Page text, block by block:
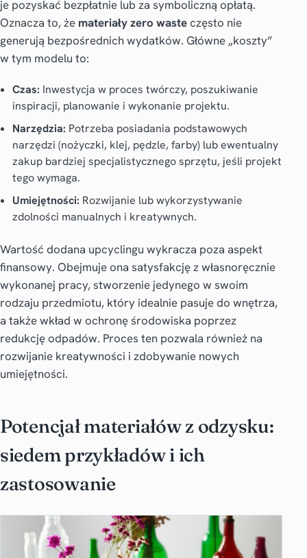
je pozyskać bezpłatnie lub za symboliczną opłatą.
Oznacza to, że materiały zero wasteczęsto nie
generują bezpośrednich wydatków. Główne „koszty”
w tym modelu to:
Czas: Inwestycja w proces twórczy, poszukiwanie
inspiracji, planowanie i wykonanie projektu.
Narzędzia: Potrzeba posiadania podstawowych
narzędzi (nożyczki, klej, pędzle, farby) lub ewentualny
zakup bardziej specjalistycznego sprzętu, jeśli projekt
tego wymaga.
Umiejętności: Rozwijanie lub wykorzystywanie
zdolności manualnych i kreatywnych.
Wartość dodana upcyclingu wykracza poza aspekt
finansowy. Obejmuje ona satysfakcję z własnoręcznie
wykonanej pracy, stworzenie jedynego w swoim
rodzaju przedmiotu, który idealnie pasuje do wnętrza,
a także wkład w ochronę środowiska poprzez
redukcję odpadów. Proces ten pozwala również na
rozwijanie kreatywności i zdobywanie nowych
umiejętności.
Potencjał materiałów z odzysku:
siedem przykładów i ich
zastosowanie